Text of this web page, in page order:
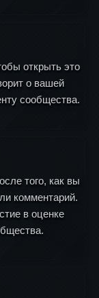
открыть это
о вашей
сообщества.
того, как вы
комментарий.
в оценке